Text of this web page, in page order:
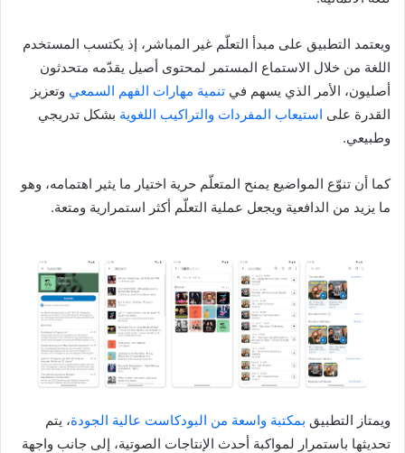
ويعتمد التطبيق على مبدأ التعلّم غير المباشر، إذ يكتسب المستخدم
اللغة من خلال الاستماع المستمر لمحتوى أصيل يقدّمه متحدثون
أصليون، الأمر الذي يسهم في تنمية مهارات الفهم السمعي وتعزيز
القدرة على استيعاب المفردات والتراكيب اللغوية بشكل تدريجي
وطبيعي.
كما أن تنوّع المواضيع يمنح المتعلّم حرية اختيار ما يثير اهتمامه، وهو
ما يزيد من الدافعية ويجعل عملية التعلّم أكثر استمرارية ومتعة.
ويمتاز التطبيق بمكتبة واسعة من البودكاست عالية الجودة، يتم
تحديثها باستمرار لمواكبة أحدث الإنتاجات الصوتية، إلى جانب واجهة